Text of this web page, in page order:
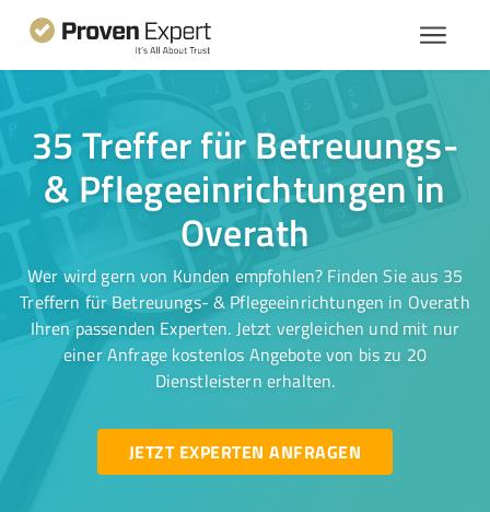
35 Treffer für Betreuungs-
& Pflegeeinrichtungen in
Overath
Wer wird gern von Kunden empfohlen? Finden Sie aus 35
Treffern für Betreuungs- & Pflegeeinrichtungen in Overath
Ihren passenden Experten. Jetzt vergleichen und mit nur
einer Anfrage kostenlos Angebote von bis zu 20
Dienstleistern erhalten.
JETZT EXPERTEN ANFRAGEN